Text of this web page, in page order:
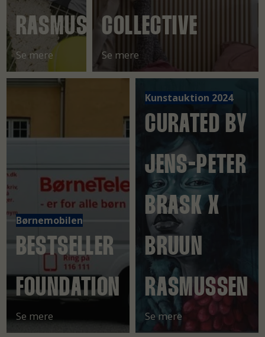
RASMUSSEN
Se mere
COLLECTIVE
Se mere
Børnemobilen
BESTSELLER
FOUNDATION
Se mere
Kunstauktion 2024
CURATED BY
JENS-PETER
BRASK X
BRUUN
RASMUSSEN
Se mere